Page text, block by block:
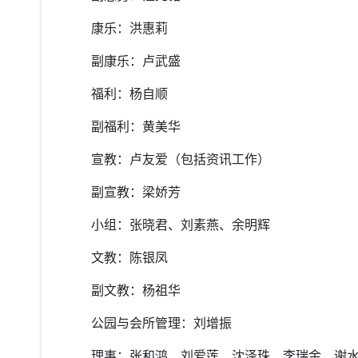
康乐：洪惠莉
副康乐：卢武盛
福利：杨自顺
副福利：黄美华
宣教：卢友爱（包括资讯工作）
副宣教：梁娇芳
小组：张晓君、刘素燕、余明辉
文教：陈银凤
副文教：杨祖华
公园与会所管理：刘增振